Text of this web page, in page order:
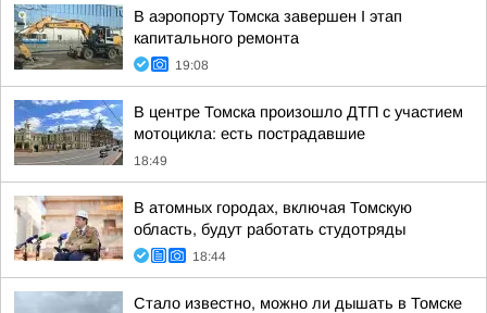
В аэропорту Томска завершен I этап
капитального ремонта
19:08
В центре Томска произошло ДТП с участием
мотоцикла: есть пострадавшие
18:49
В атомных городах, включая Томскую
область, будут работать студотряды
18:44
Стало известно, можно ли дышать в Томске